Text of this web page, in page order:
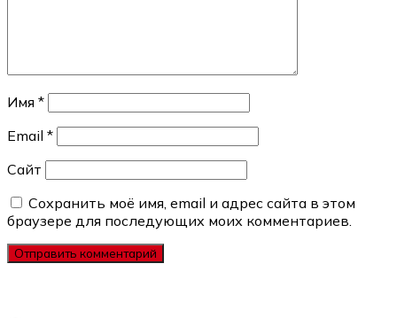
Имя *
Email *
Сайт
Сохранить моё имя, email и адрес сайта в этом
браузере для последующих моих комментариев.